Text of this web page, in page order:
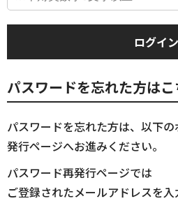
ログイン
パスワードを忘れた方はこ
パスワードを忘れた方は、以下
発行ページへお進みください。
パスワード再発行ページでは
ご登録されたメールアドレスを